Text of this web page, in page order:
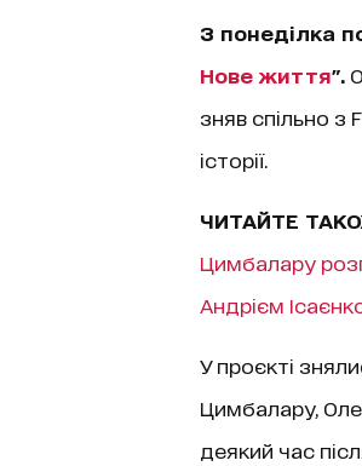
З понеділка
Нове життя".
зняв спільно з
історії.
ЧИТАЙТЕ
Цимбалару
Андрієм
У проєкті
Цимбалару,
деякий час